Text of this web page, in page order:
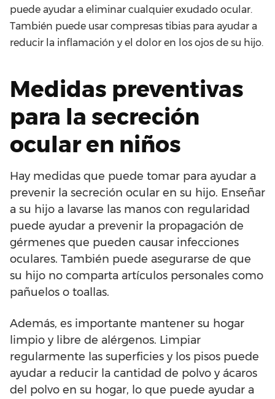
puede ayudar a eliminar cualquier exudado ocular.
También puede usar compresas tibias para ayudar a
reducir la inflamación y el dolor en los ojos de su hijo.
Medidas preventivas
para la secreción
ocular en niños
Hay medidas que puede tomar para ayudar a
prevenir la secreción ocular en su hijo. Enseñar
a su hijo a lavarse las manos con regularidad
puede ayudar a prevenir la propagación de
gérmenes que pueden causar infecciones
oculares. También puede asegurarse de que
su hijo no comparta artículos personales como
pañuelos o toallas.
Además, es importante mantener su hogar
limpio y libre de alérgenos. Limpiar
regularmente las superficies y los pisos puede
ayudar a reducir la cantidad de polvo y ácaros
del polvo en su hogar, lo que puede ayudar a